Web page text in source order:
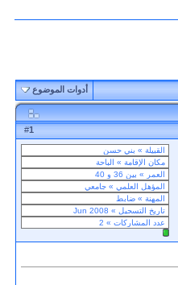
أدوات الموضوع
#
1